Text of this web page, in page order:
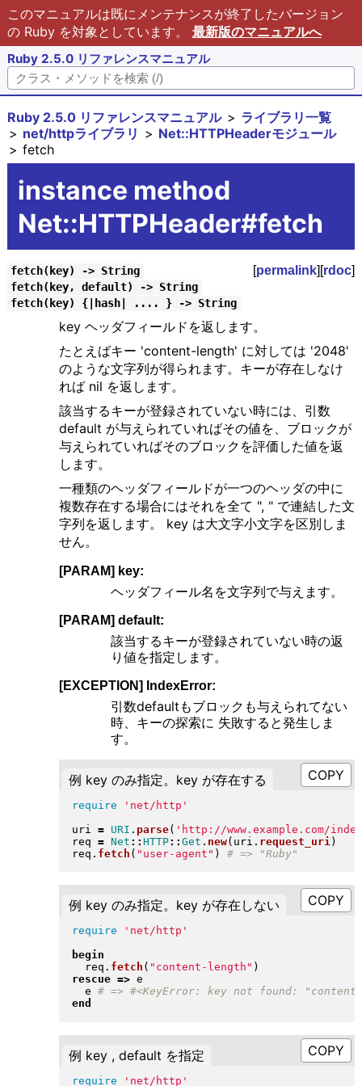
このマニュアルは既にメンテナンスが終了したバージョン
の Ruby を対象としています。 最新版のマニュアルへ
Ruby 2.5.0 リファレンスマニュアル
Ruby 2.5.0 リファレンスマニュアル
ライブラリ一覧
net/httpライブラリ
Net::HTTPHeaderモジュール
fetch
instance method
Net::HTTPHeader#fetch
fetch(key) -> String [permalink][rdoc]
fetch(key, default) -> String
fetch(key) {|hash| .... } -> String
key ヘッダフィールドを返します。
たとえばキー 'content-length' に対しては '2048'
のような文字列が得られます。キーが存在しなけ
れば nil を返します。
該当するキーが登録されていない時には、引数
default が与えられていればその値を、ブロックが
与えられていればそのブロックを評価した値を返
します。
一種類のヘッダフィールドが一つのヘッダの中に
複数存在する場合にはそれを全て ", " で連結した文
字列を返します。 key は大文字小文字を区別しま
せん。
[PARAM] key:
ヘッダフィール名を文字列で与えます。
[PARAM] default:
該当するキーが登録されていない時の返
り値を指定します。
[EXCEPTION] IndexError:
引数defaultもブロックも与えられてない
時、キーの探索に 失敗すると発生しま
す。
例 key のみ指定。key が存在する
require
'net/http'
uri = URI . parse( 'http://www.example.com/
req = Net :: HTTP:: Get . new( uri . request_uri )
req . fetch ( " user-agent " )
例 key のみ指定。key が存在しない
require
'net/http'
begin
  req
. fetch ( " content-length " )
rescue => e
  e
end
例 key , default を指定
require 'net/http'